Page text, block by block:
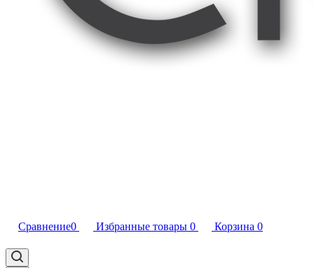
Сравнение0 Избранные товары 0 Корзина 0